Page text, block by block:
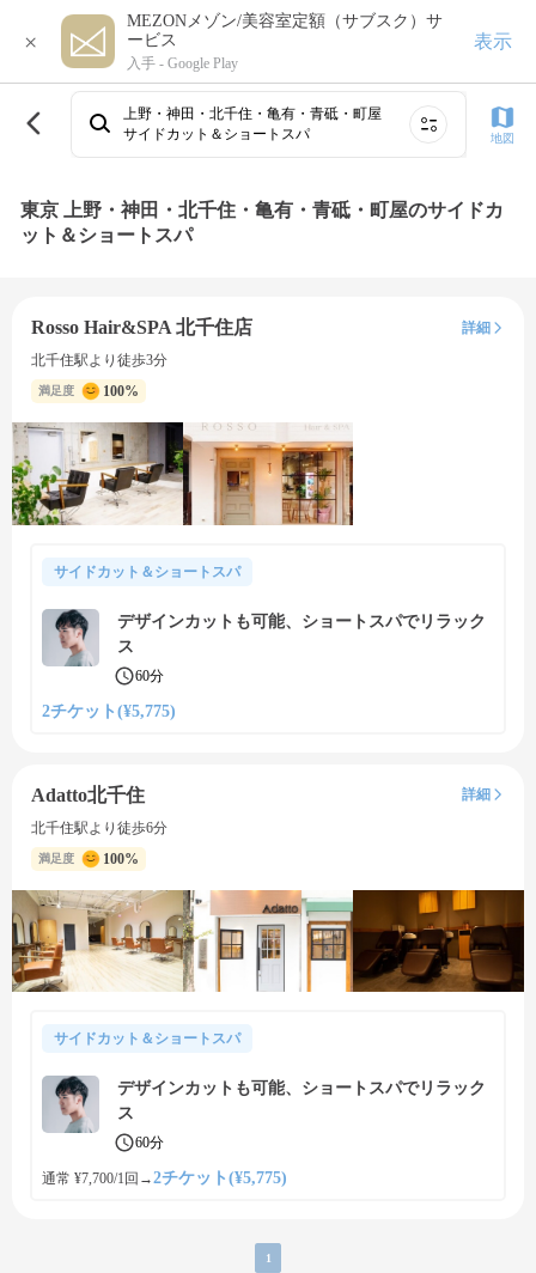
×
MEZONメゾン/美容室定額（サブスク）サ
ービス
入手 - Google Play
表示
上野・神田・北千住・亀有・青砥・町屋
サイドカット＆ショートスパ
地図
東京 上野・神田・北千住・亀有・青砥・町屋のサイドカ
ット＆ショートスパ
Rosso Hair&SPA 北千住店
詳細
北千住駅より徒歩3分
満足度 100%
サイドカット＆ショートスパ
デザインカットも可能、ショートスパでリラック
ス
60分
2チケット(¥5,775)
Adatto北千住
詳細
北千住駅より徒歩6分
満足度 100%
サイドカット＆ショートスパ
デザインカットも可能、ショートスパでリラック
ス
60分
通常 ¥7,700/1回 →2チケット(¥5,775)
1